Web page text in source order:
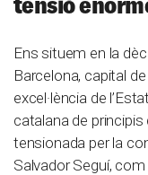
Ens situem en la
Barcelona, capital
excel·lència de
catalana de
tensionada per la
Salvador Seguí,